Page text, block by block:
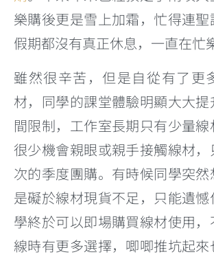
樂購後更是雪上加霜，忙得連
假期都沒有真正休息，一直在忙
雖然很辛苦，但是自從有了更
材，同學的課堂體驗明顯大大
間限制，工作室長期只有少量
很少機會親眼或親手接觸線材
次的季度團購。有時候同學突
是礙於線材現貨不足，只能遺
學終於可以即場購買線材使用
線時有更多選擇，唧唧推坑起